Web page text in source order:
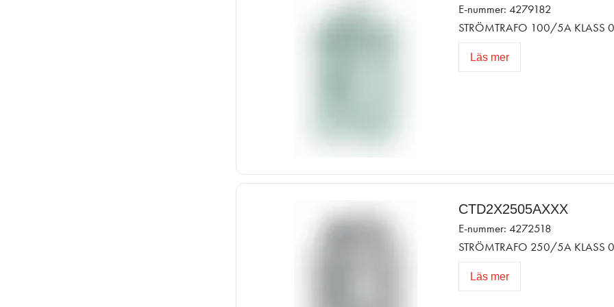
E-nummer: 4279182
STRÖMTRAFO 100/5A KLASS
Läs mer
CTD2X2505AXXX
E-nummer: 4272518
STRÖMTRAFO 250/5A KLASS
Läs mer